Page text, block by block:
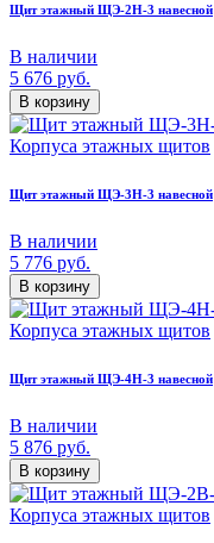
Щит этажный ЩЭ-2Н-3 навесной
В наличии
5 676 руб.
В корзину
Корпуса этажных щитов
Щит этажный ЩЭ-3Н-3 навесной
В наличии
5 776 руб.
В корзину
Корпуса этажных щитов
Щит этажный ЩЭ-4Н-3 навесной
В наличии
5 876 руб.
В корзину
Корпуса этажных щитов